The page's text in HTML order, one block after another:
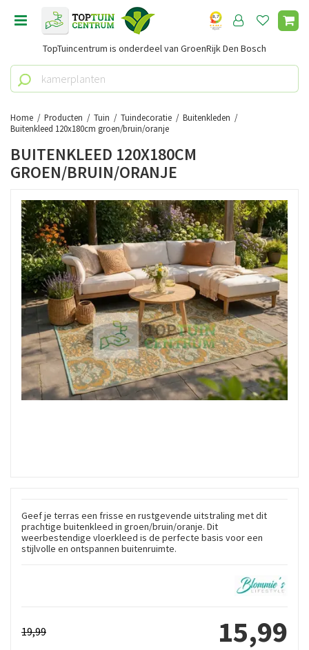
Home Producten Tuin Tuindecoratie
Buitenkleden
Buitenkleed 120x180cm groen/bruin/oranje
TopTuincentrum is onderdeel van GroenRijk Den Bosch
BUITENKLEED 120X180CM
GROEN/BRUIN/ORANJE
Geef je terras een frisse en rustgevende uitstraling met dit
prachtige buitenkleed in groen/bruin/oranje. Dit
weerbestendige vloerkleed is de perfecte basis voor een
stijlvolle en ontspannen buitenruimte.
19,99 15,99